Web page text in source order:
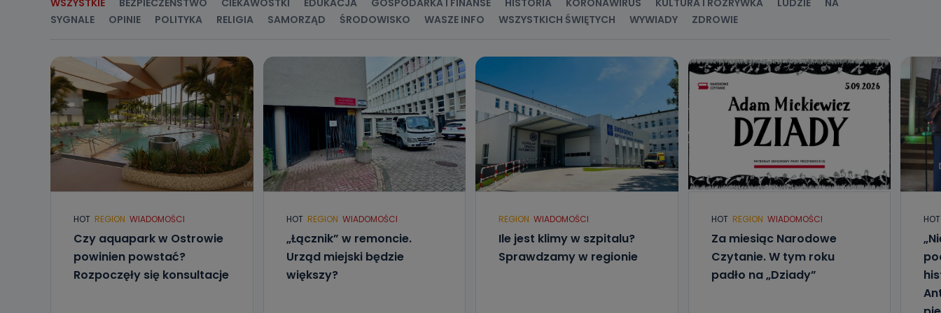
WSZYSTKIE BEZPIECZEŃSTWO CIEKAWOSTKI EDUKACJA GOSPODARKA I FINANSE HISTORIA KORONAWIRUS KULTURA I ROZRYWKA LUDZIE
NA
SYGNALE
OPINIE POLITYKA RELIGIA SAMORZĄD ŚRODOWISKO WASZE INFO WSZYSTKICH ŚWIĘTYCH WYWIADY ZDROWIE
HOT REGION WIADOMOŚCI
Czy aquapark w Ostrowie
powinien powstać?
Rozpoczęły się konsultacje
HOT REGION WIADOMOŚCI
„Łącznik” w remoncie.
Urząd miejski będzie
większy?
REGION WIADOMOŚCI
Ile jest klimy w szpitalu?
Sprawdzamy w regionie
HOT REGION WIADOMOŚCI
Za miesiąc Narodowe
Czytanie. W tym roku
padło na „Dziady”
HOT